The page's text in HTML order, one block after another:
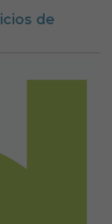
de